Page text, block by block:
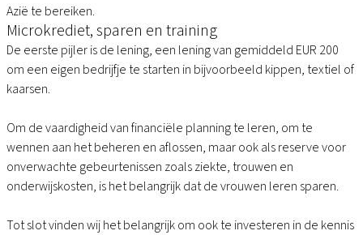
Azië te bereiken.
Microkrediet, sparen en training
De eerste pijler is de lening, een lening van gemiddeld EUR 200
om een eigen bedrijfje te starten in bijvoorbeeld kippen, textiel of
kaarsen.
Om de vaardigheid van financiële planning te leren, om te
wennen aan het beheren en aflossen, maar ook als reserve voor
onverwachte gebeurtenissen zoals ziekte, trouwen en
onderwijskosten, is het belangrijk dat de vrouwen leren sparen.
Tot slot vinden wij het belangrijk om ook te investeren in de kennis